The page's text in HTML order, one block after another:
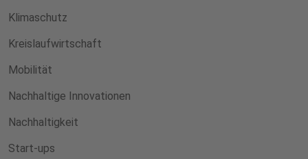
Klimaschutz
Kreislaufwirtschaft
Mobilität
Nachhaltige Innovationen
Nachhaltigkeit
Start-ups